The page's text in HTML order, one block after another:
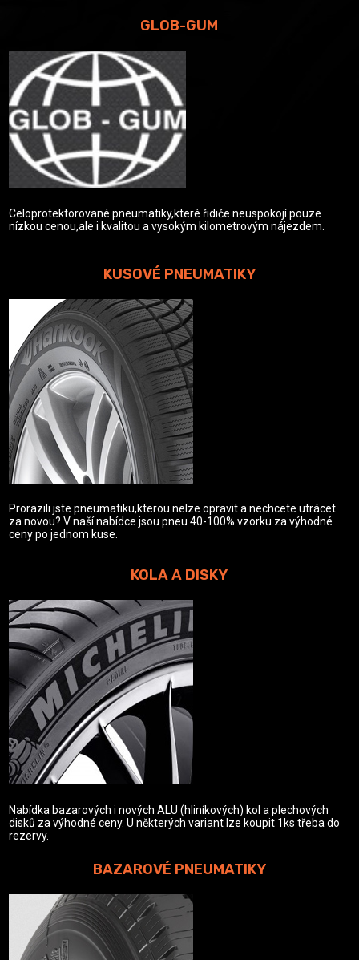
GLOB-GUM
Celoprotektorované pneumatiky,které řidiče neuspokojí pouze
nízkou cenou,ale i kvalitou a vysokým kilometrovým nájezdem.
KUSOVÉ PNEUMATIKY
Prorazili jste pneumatiku,kterou nelze opravit a nechcete utrácet
za novou? V naší nabídce jsou pneu 40-100% vzorku za výhodné
ceny po jednom kuse.
KOLA A DISKY
Nabídka bazarových i nových ALU (hliníkových) kol a plechových
disků za výhodné ceny. U některých variant lze koupit 1ks třeba do
rezervy.
BAZAROVÉ PNEUMATIKY